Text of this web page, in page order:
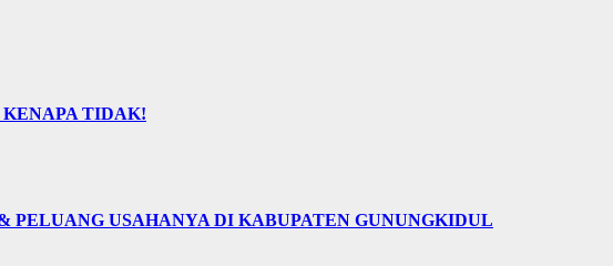
TIDAK!
PELUANG USAHANYA DI KABUPATEN GUNUNGKIDUL